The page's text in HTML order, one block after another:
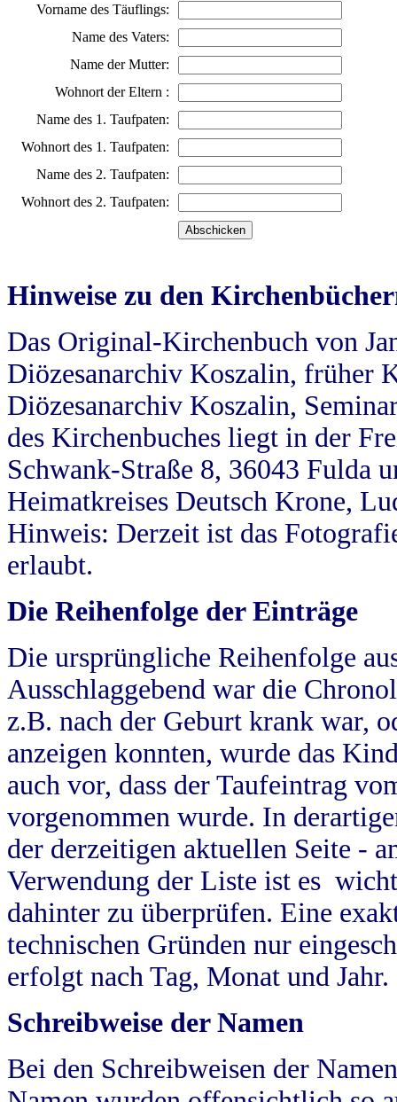
Vorname des Täuflings:
Name des Vaters:
Name der Mutter:
Wohnort der Eltern :
Name des 1. Taufpaten:
Wohnort des 1. Taufpaten:
Name des 2. Taufpaten:
Wohnort des 2. Taufpaten:
Hinweise zu den
Das Original-Kirchenbuch von
Diözesanarchiv Koszalin, früher
Diözesanarchiv Koszalin,
des Kirchenbuches liegt in der
Schwank-Straße 8, 36043 Fulda
Heimatkreises Deutsch Krone,
Hinweis: Derzeit ist das
erlaubt.
Die Reihenfolge der Einträge
Die ursprüngliche Reihenfolge
Ausschlaggebend war die
z.B. nach der Geburt krank war,
anzeigen konnten, wurde das
auch vor, dass der Taufeintrag
vorgenommen wurde. In
der derzeitigen aktuellen Seite -
Verwendung der Liste ist es
dahinter zu überprüfen. Eine
technischen Gründen nur
erfolgt nach Tag, Monat und Jahr.
Schreibweise der Namen
Bei den Schreibweisen der